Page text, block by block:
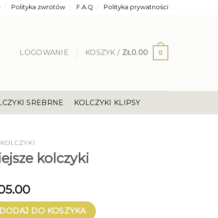
Polityka zwrotów F.A.Q Polityka prywatności
LOGOWANIE KOSZYK / ZŁ0.00 0
SREBRNE KOLCZYKI KLIPSY
kolczyki
kolczykiDO KOSZYKA